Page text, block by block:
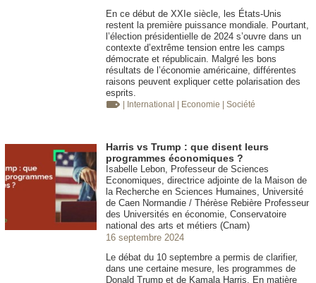
En ce début de XXIe siècle, les États-Unis
restent la première puissance mondiale. Pourtant,
l’élection présidentielle de 2024 s’ouvre dans un
contexte d’extrême tension entre les camps
démocrate et républicain. Malgré les bons
résultats de l’économie américaine, différentes
raisons peuvent expliquer cette polarisation des
esprits.
| International | Economie | Société
Harris vs Trump : que disent leurs
programmes économiques ?
Isabelle Lebon, Professeur de Sciences
Economiques, directrice adjointe de la Maison de
la Recherche en Sciences Humaines, Université
de Caen Normandie / Thérèse Rebière Professeur
des Universités en économie, Conservatoire
national des arts et métiers (Cnam)
16 septembre 2024
Le débat du 10 septembre a permis de clarifier,
dans une certaine mesure, les programmes de
Donald Trump et de Kamala Harris. En matière